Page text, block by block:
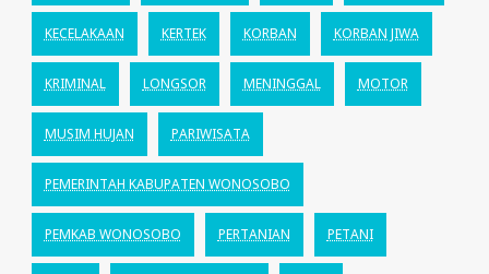
KECELAKAAN KERTEK KORBAN KORBAN JIWA
KRIMINAL LONGSOR MENINGGAL MOTOR
MUSIM HUJAN PARIWISATA
PEMERINTAH KABUPATEN WONOSOBO
PEMKAB WONOSOBO PERTANIAN PETANI